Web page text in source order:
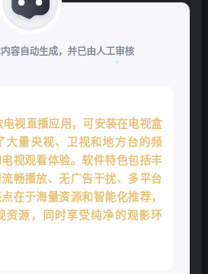
容自动生成，并已由人工审核
视直播应用，可安装在电视盒
大量央视、卫视和地方台的频
视观看体验。软件特色包括丰
畅播放、无广告干扰、多平台
在于海量资源和智能化推荐，
资源，同时享受纯净的观影环
❄